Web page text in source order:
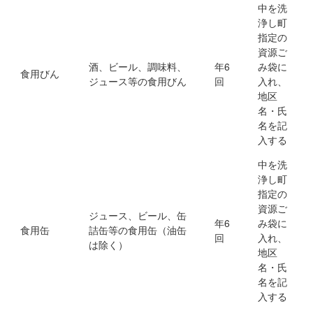
食用びん
酒、ビール、調味料、
ジュース等の食用びん
年6
回
中を洗
浄し町
指定の
資源ご
み袋に
入れ、
地区
名・氏
名を記
入する
食用缶
ジュース、ビール、缶
詰缶等の食用缶（油缶
は除く）
年6
回
中を洗
浄し町
指定の
資源ご
み袋に
入れ、
地区
名・氏
名を記
入する